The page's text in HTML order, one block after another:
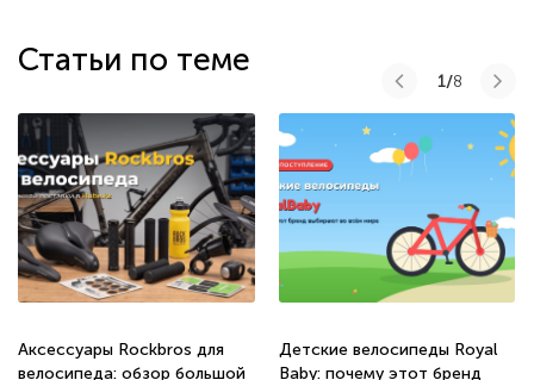
Статьи по теме
Аксессуары Rockbros для
велосипеда: обзор большой
Детские велосипеды Royal
Baby: почему этот бренд
1/8